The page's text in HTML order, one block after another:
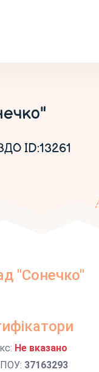
ID:13261
"Сонечко"
Не вказано
37163293